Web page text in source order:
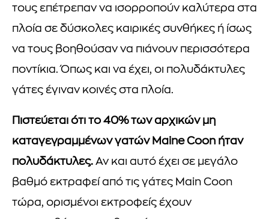
τους επέτρεπαν να ισορροπούν καλύτερα στα
πλοία σε δύσκολες καιρικές συνθήκες ή ίσως
να τους βοηθούσαν να πιάνουν περισσότερα
ποντίκια. Όπως και να έχει, οι πολυδάκτυλες
γάτες έγιναν κοινές στα πλοία.
Πιστεύεται ότι το 40% των αρχικών μη
καταγεγραμμένων γατών Maine Coon ήταν
πολυδάκτυλες. Αν και αυτό έχει σε μεγάλο
βαθμό εκτραφεί από τις γάτες Main Coon
τώρα, ορισμένοι εκτροφείς έχουν